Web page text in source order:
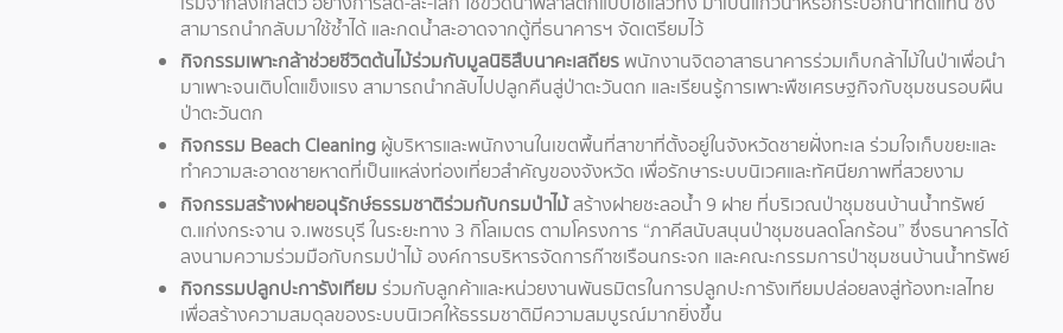
สามารถนำกลับมาใช้ซ้ำได้ และกดน้ำสะอาดจากตู้ที่ธนาคารฯ จัดเตรียมไว้
กิจกรรมเพาะกล้าช่วยชีวิตต้นไม้ร่วมกับมูลนิธิสืบนาคะเสถียรพนักงานจิตอาสาธนาคารร่วมเก็บกล้าไม้ในป่าเพื่อนำ
มาเพาะจนเติบโตแข็งแรง สามารถนำกลับไปปลูกคืนสู่ป่าตะวันตก และเรียนรู้การเพาะพืชเศรษฐกิจกับชุมชนรอบผืน
ป่าตะวันตก
กิจกรรม Beach Cleaning ผู้บริหารและพนักงานในเขตพื้นที่สาขาที่ตั้งอยู่ในจังหวัดชายฝั่งทะเล ร่วมใจเก็บขยะและ
ทำความสะอาดชายหาดที่เป็นแหล่งท่องเที่ยวสำคัญของจังหวัด เพื่อรักษาระบบนิเวศและทัศนียภาพที่สวยงาม
กิจกรรมสร้างฝายอนุรักษ์ธรรมชาติร่วมกับกรมป่าไม้สร้างฝายชะลอน้ำ 9 ฝาย ที่บริเวณป่าชุมชนบ้านน้ำทรัพย์
ต.แก่งกระจาน จ.เพชรบุรี ในระยะทาง 3 กิโลเมตร ตามโครงการ “ภาคีสนับสนุนป่าชุมชนลดโลกร้อน” ซึ่งธนาคารได้
ลงนามความร่วมมือกับกรมป่าไม้ องค์การบริหารจัดการก๊าซเรือนกระจก และคณะกรรมการป่าชุมชนบ้านน้ำทรัพย์
กิจกรรมปลูกปะการังเทียม ร่วมกับลูกค้าและหน่วยงานพันธมิตรในการปลูกปะการังเทียมปล่อยลงสู่ท้องทะเลไทย
เพื่อสร้างความสมดุลของระบบนิเวศให้ธรรมชาติมีความสมบูรณ์มากยิ่งขึ้น